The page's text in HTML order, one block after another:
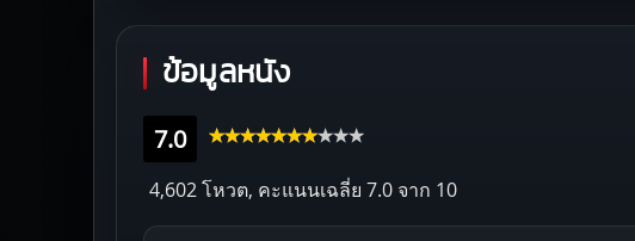
ข้อมูลหนัง
7.0
4,602 โหวต, คะแนนเฉลี่ย 7.0 จาก 10